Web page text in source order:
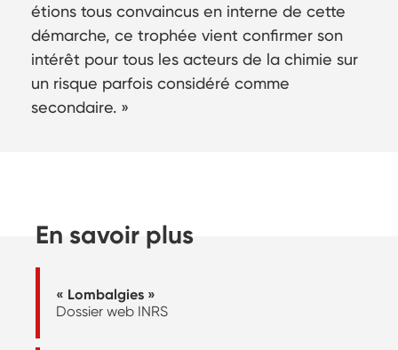
étions tous convaincus en interne de cette
démarche, ce trophée vient confirmer son
intérêt pour tous les acteurs de la chimie sur
un risque parfois considéré comme
secondaire. »
En savoir plus
« Lombalgies »
Dossier web INRS